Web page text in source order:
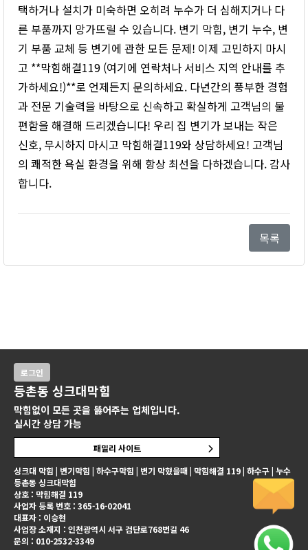
택하거나 설치가 미숙하면 오히려 누수가 더 심해지거나 다
른 부품까지 망가뜨릴 수 있습니다. 변기 막힘, 변기 누수, 변
기 부품 교체 등 변기에 관한 모든 문제! 이제 고민하지 마시
고 **막힘해결119 (여기에 연락처나 서비스 지역 안내를 추
가하세요!)**로 언제든지 문의하세요. 다년간의 풍부한 경험
과 전문 기술력을 바탕으로 신속하고 확실하게 고객님의 불
편함을 해결해 드리겠습니다! 우리 집 변기가 보내는 작은
신호, 무시하지 마시고 막힘해결119와 상담하세요! 고객님
의 쾌적한 욕실 환경을 위해 항상 최선을 다하겠습니다. 감사
합니다.
목록
싱크대 막힘 | 변기막힘 | 하수구막힘 | 변기 막혔을때 | 막힘해결 119 | 하수구 | 누수
등촌동 싱크대막힘
상호 : 막힘해결 119
사업자 등록 번호 : 365-16-02041
대표자 : 이승현
사업장 소재지 : 인천광역시 서구 검단로768번길 46
문의 : 010-2532-3349
로그인
등촌동 싱크대막힘
막힘없이 모든 곳을 뚫어주는 업체입니다.
실시간 상담 가능
패밀리 사이트